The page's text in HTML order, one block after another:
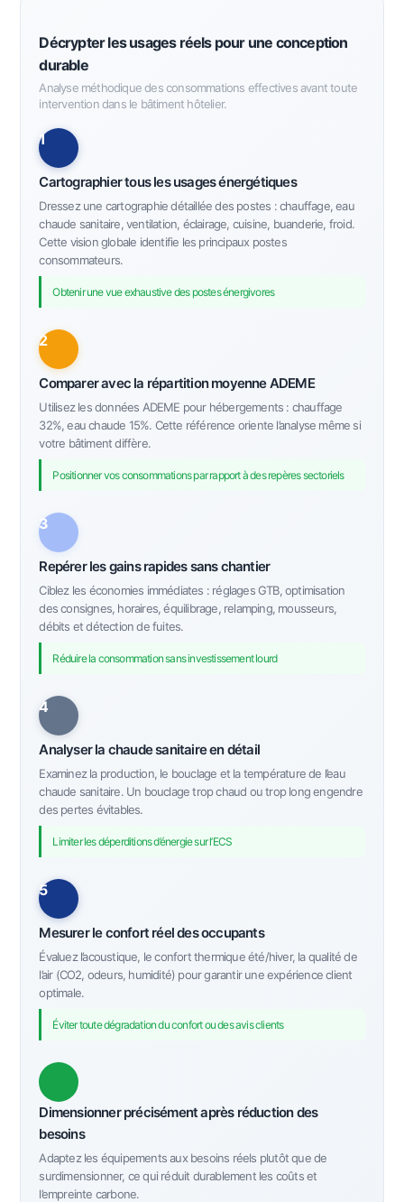
Décrypter les usages réels pour une conception
durable
Analyse méthodique des consommations effectives avant toute
intervention dans le bâtiment hôtelier.
1
Cartographier tous les usages énergétiques
Dressez une cartographie détaillée des postes : chauffage, eau
chaude sanitaire, ventilation, éclairage, cuisine, buanderie, froid.
Cette vision globale identifie les principaux postes
consommateurs.
Obtenir une vue exhaustive des postes énergivores
2
Comparer avec la répartition moyenne ADEME
Utilisez les données ADEME pour hébergements : chauffage
32%, eau chaude 15%. Cette référence oriente l’analyse même si
votre bâtiment diffère.
Positionner vos consommations par rapport à des repères sectoriels
3
Repérer les gains rapides sans chantier
Ciblez les économies immédiates : réglages GTB, optimisation
des consignes, horaires, équilibrage, relamping, mousseurs,
débits et détection de fuites.
Réduire la consommation sans investissement lourd
4
Analyser la chaude sanitaire en détail
Examinez la production, le bouclage et la température de l’eau
chaude sanitaire. Un bouclage trop chaud ou trop long engendre
des pertes évitables.
Limiter les déperditions d’énergie sur l’ECS
5
Mesurer le confort réel des occupants
Évaluez l’acoustique, le confort thermique été/hiver, la qualité de
l’air (CO2, odeurs, humidité) pour garantir une expérience client
optimale.
Éviter toute dégradation du confort ou des avis clients
Dimensionner précisément après réduction des
besoins
Adaptez les équipements aux besoins réels plutôt que de
surdimensionner, ce qui réduit durablement les coûts et
l’empreinte carbone.